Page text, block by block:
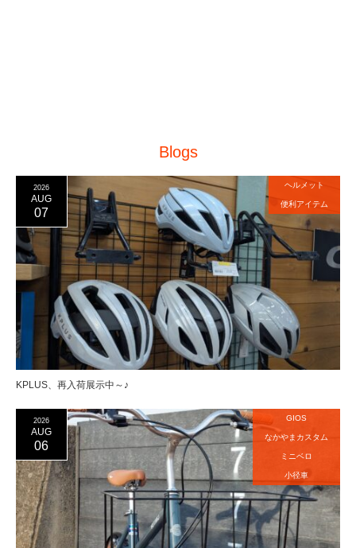
Blogs
2026
AUG
07
ヘルメット
便利アイテム
KPLUS、再入荷展示中～♪
2026
AUG
06
GIOS
なかやまカスタム
ミニベロ
小径車